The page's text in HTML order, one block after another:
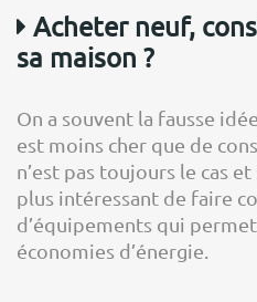
Acheter neuf,
sa maison ?
On a souvent la fausse
est moins cher que de
n’est pas toujours le cas
plus intéressant de faire
d’équipements qui
économies d’énergie.